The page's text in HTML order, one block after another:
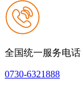
全国统一服务电话
0730-6321888